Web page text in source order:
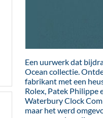
Een uurwerk dat
Ocean collectie.
fabrikant met een
Rolex, Patek Philippe
Waterbury Clock
maar het werd